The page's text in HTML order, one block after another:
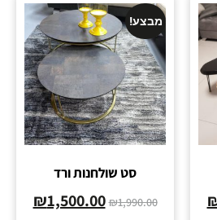
מבצע!
סט שולחנות ורד
₪1,990.00
₪1,500.00